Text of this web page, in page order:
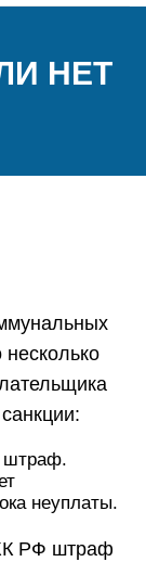
НЕТ
штраф.
неуплаты.
РФ штраф